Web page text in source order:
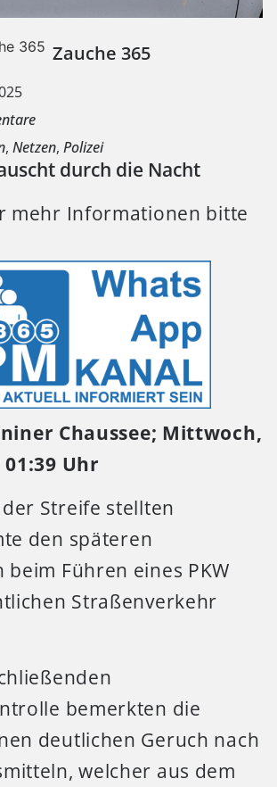
Zauche 365
, Netzen, Polizei
durch die Nacht
mehr Informationen bitte
Chaussee; Mittwoch,
01:39 Uhr
Streife stellten
den späteren
Führen eines PKW
Straßenverkehr
bemerkten die
deutlichen Geruch nach
welcher aus dem